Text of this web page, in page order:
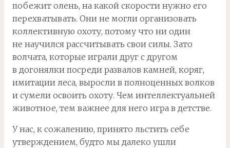
побежит олень, на какой скорости нужно его
перехватывать. Они не могли организовать
коллективную охоту, потому что ни один
не научился рассчитывать свои силы. Зато
волчата, которые играли друг с другом
в догонялки посреди развалов камней, коряг,
имитации леса, выросли в полноценных волков
и сумели освоить охоту. Чем интеллектуальней
животное, тем важнее для него игра в детстве.
У нас, к сожалению, принято льстить себе
утверждением, будто мы далеко ушли